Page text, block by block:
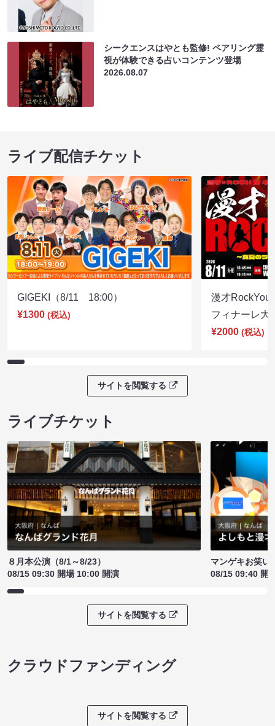
シークエンスはやとも監修! ペアリング霊
視が体験できる占いコンテンツ登場
2026.08.07
ライブ配信チケット
GIGEKI（8/11 18:00）
¥1300 (税込)
漫才RockYou
フィナーレ
¥2000 (税込)
サイトを閲覧する
ライブチケット
８月本公演（8/1～8/23）
08/15 09:30 開場 10:00 開演
マンゲキお笑い
08/15 09:40 開
サイトを閲覧する
クラウドファンディング
サイトを閲覧する